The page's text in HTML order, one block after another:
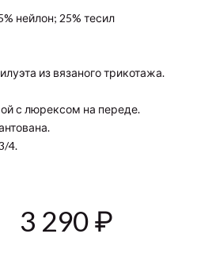
нейлон; 25% тесил
из вязаного трикотажа.
с люрексом на переде.
4.
3 290₽